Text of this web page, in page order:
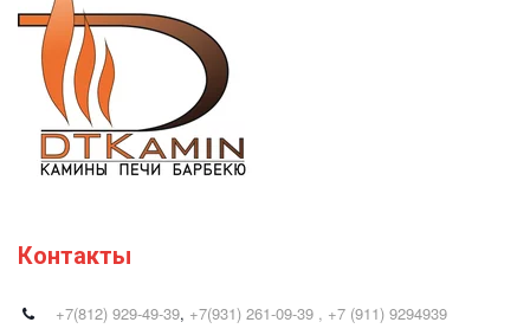
Контакты
+7(812) 929-49-39, +7(931) 261-09-39 , +7 (911) 9294939